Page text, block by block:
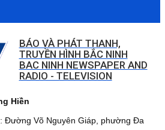
BÁO VÀ PHÁT THANH,
TRUYỀN HÌNH BẮC NINH
BAC NINH NEWSPAPER AND
RADIO - TELEVISION
Hiền
Đường Võ Nguyên Giáp, phường Đa